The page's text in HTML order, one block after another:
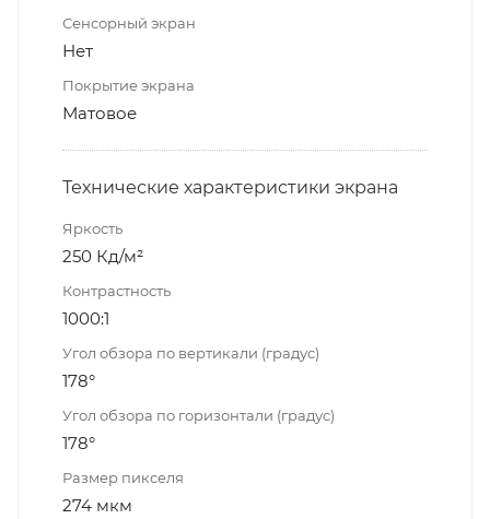
Сенсорный экран
Нет
Покрытие экрана
Матовое
Технические характеристики экрана
Яркость
250 Кд/м²
Контрастность
1000:1
Угол обзора по вертикали (градус)
178°
Угол обзора по горизонтали (градус)
178°
Размер пикселя
274 мкм